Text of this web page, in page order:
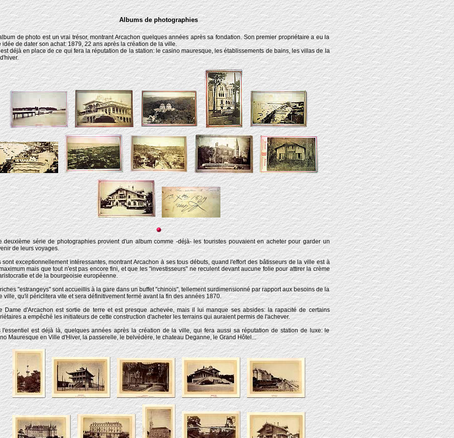
Albums de photographies
de photo est un vrai trésor, montrant Arcachon quelques années après sa fondation. Son premier propriétaire a eu la
idée de dater son achat: 1879, 22 ans après la création de la ville.
est déjà en place de ce qui fera la réputation de la station: le casino mauresque, les établissements de bains, les villas de la
deuxième série de photographies provient d'un album comme -déjà- les touristes pouvaient en acheter pour garder un
de leurs voyages.
sont exceptionnellement intéressantes, montrant Arcachon à ses tous débuts, quand l'effort des bâtisseurs de la ville est à
mais que tout n'est pas encore fini, et que les "investisseurs" ne reculent devant aucune folie pour attirer la crème
et de la bourgeoisie européenne.
"estrangeys" sont accueillis à la gare dans un buffet "chinois", tellement surdimensionné par rapport aux besoins de la
ville, qu'il périclitera vite et sera définitivement fermé avant la fin des années 1870.
Dame d'Arcachon est sortie de terre et est presque achevée, mais il lui manque ses absides: la rapacité de certains
a empêché les initiateurs de cette construction d'acheter les terrains qui auraient permis de l'achever.
l'essentiel est déjà là, quelques années après la création de la ville, qui fera aussi sa réputation de station de luxe: le
Mauresque en Ville d'Hiver, la passerelle, le belvédère, le chateau Deganne, le Grand Hôtel...